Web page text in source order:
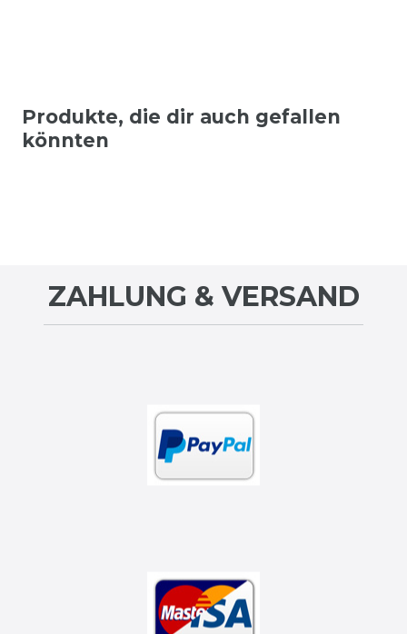
Produkte, die dir auch gefallen
könnten
ZAHLUNG & VERSAND